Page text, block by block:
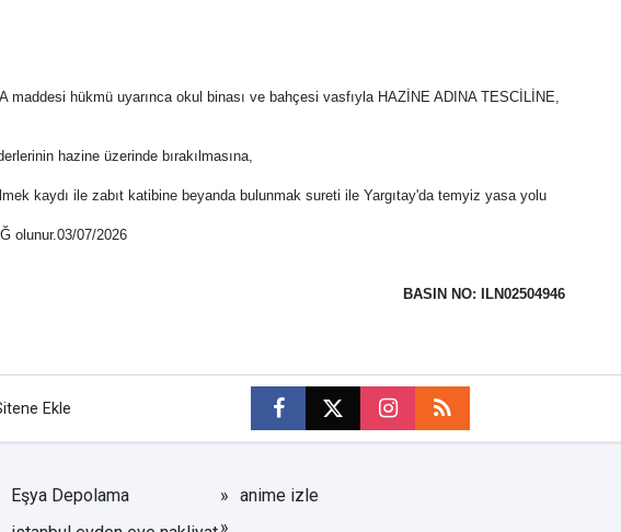
maddesi hükmü uyarınca okul binası ve bahçesi vasfıyla HAZİNE ADINA TESCİLİNE,
hazine üzerinde bırakılmasına,
kaydı ile zabıt katibine beyanda bulunmak sureti ile Yargıtay'da temyiz yasa yolu
olunur.03/07/2026
BASIN NO: ILN02504946
Ekle
Eşya Depolama
anime izle